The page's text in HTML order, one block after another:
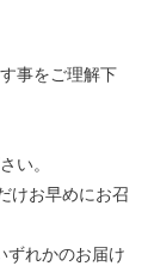
事をご理解下
い。
けお早めにお召
ずれかのお届け